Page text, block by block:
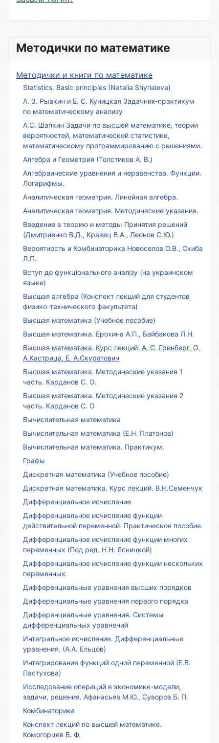
Методички по математике
Методички и книги по математике
Statistics. Basic principles (Natalia Shyriaieva)
А. З. Рывкин и Е. С. Куницкая Задачник-практикум
по математическому анализу
А.С. Шапкин Задачи по высшей математике, теории
вероятностей, математической статистике,
математическому программированию с решениями.
Алгебра и Геометрия (Толстиков А. В.)
Алгебраические уравнения и неравенства. Функции.
Логарифмы.
Аналитическая геометрия. Линейная алгебра.
Аналитическая геометрия. Методические указания.
Введение в теорию и методы Принятия решений
(Дмитриенко В.Д., Кравец В.А., Леонов С.Ю.)
Вероятность и Комбинаторика Новоселов О.В., Скиба
Л.П.
Вступ до функціонального аналізу (на украинском
языке)
Высшая алгебра (Конспект лекций для студентов
физико-технического факультета)
Высшая математика (Учебное пособие)
Высшая математика. Ерохина А.П., Байбакова Л.Н.
Высшая математика. Курс лекций. А. С. Гринберг, О.
А.Кастрица, Е. А.Скуратович
Высшая математика. Методические указания 1
часть. Карданов С. О.
Высшая математика. Методические указания 2
часть. Карданов С. О
Вычислительная математика
Вычислительная математика (Е.Н. Платонов)
Вычислительная математика. Практикум.
Графы
Дискретная математика (Учебное пособие)
Дискретная математика. Курс лекций. В.Н.Семенчук
Дифференциальное исчисление
Дифференциальное исчисление функции
действительной переменной. Практическое пособие.
Дифференциальное исчисление функции многих
переменных (Под ред. Н.Н. Ясницкой)
Дифференциальное исчисление функции нескольких
переменных
Дифференциальные уравнения высших порядков
Дифференциальные уравнения первого порядка
Дифференциальные уравнения. Системы
дифференциальных уравнений
Интегральное исчисление. Дифференциальные
уравнения. (А.А. Ельцов)
Интегрирование функций одной переменной (Е.В.
Пастухова)
Исследование операций в экономике-модели,
задачи, решения. Афанасьев М.Ю., Суворов Б. П.
Комбинаторика
Конспект лекций по высшей математике.
Комогорцев В. Ф.